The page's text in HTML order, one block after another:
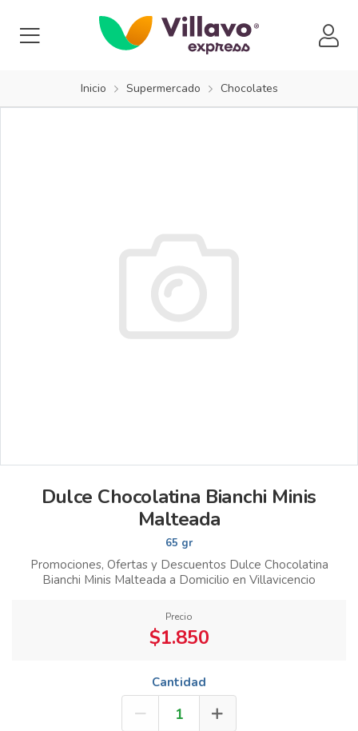
Inicio Supermercado Chocolates
Dulce Chocolatina Bianchi Minis
Malteada
65 gr
Promociones, Ofertas y Descuentos Dulce Chocolatina
Bianchi Minis Malteada a Domicilio en Villavicencio
Precio
$1.850
Cantidad